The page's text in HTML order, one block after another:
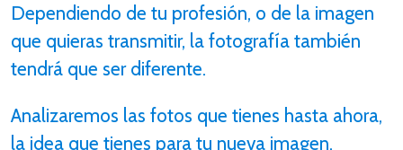
Dependiendo de tu profesión, o de la imagen
que quieras transmitir, la fotografía también
tendrá que ser diferente.
Analizaremos las fotos que tienes hasta ahora,
la idea que tienes para tu nueva imagen,